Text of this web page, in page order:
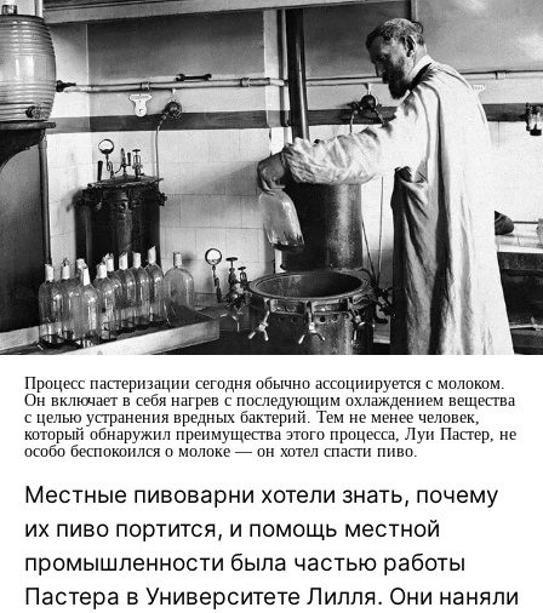
Процесс пастеризации сегодня обычно ассоциируется с молоком.
Он включает в себя нагрев с последующим охлаждением вещества
с целью устранения вредных бактерий. Тем не менее человек,
который обнаружил преимущества этого процесса, Луи Пастер, не
особо беспокоился о молоке — он хотел спасти пиво.
Местные пивоварни хотели знать, почему
их пиво портится, и помощь местной
промышленности была частью работы
Пастера в Университете Лилля. Они наняли